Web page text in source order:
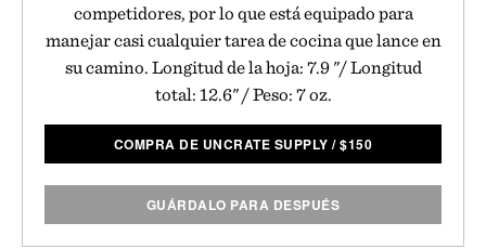
competidores, por lo que está equipado para
manejar casi cualquier tarea de cocina que lance en
su camino. Longitud de la hoja: 7.9 "/ Longitud
total: 12.6" / Peso: 7 oz.
COMPRA DE UNCRATE SUPPLY /$150
GUÁRDALO PARA DESPUÉS